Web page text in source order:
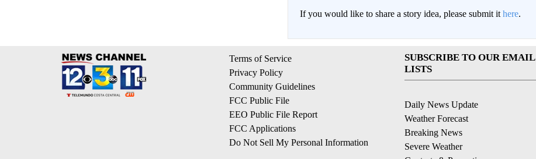
If you would like to share a story idea, please submit it here.
Terms of Service
Privacy Policy
Community Guidelines
FCC Public File
EEO Public File Report
FCC Applications
Do Not Sell My Personal Information
SUBSCRIBE TO OUR EMAIL
LISTS
Daily News Update
Weather Forecast
Breaking News
Severe Weather